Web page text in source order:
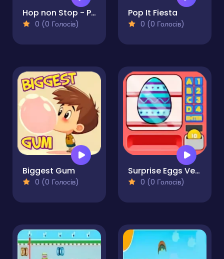
Hop non Stop - Pesky Crow
0 (0 Голосів)
Pop It Fiesta
0 (0 Голосів)
Biggest Gum
0 (0 Голосів)
Surprise Eggs Vending Machine
0 (0 Голосів)